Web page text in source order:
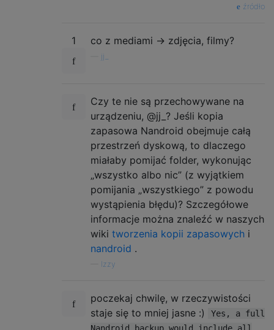
źródło
1 co z mediami -> zdjęcia, filmy?
jj_
Czy te nie są przechowywane na
urządzeniu, @jj_? Jeśli kopia
zapasowa Nandroid obejmuje całą
przestrzeń dyskową, to dlaczego
miałaby pomijać folder, wykonując
„wszystko albo nic” (z wyjątkiem
pomijania „wszystkiego” z powodu
wystąpienia błędu)? Szczegółowe
informacje można znaleźć w naszych
wiki tworzenia kopii zapasowych i
nandroid .
Izzy
poczekaj chwilę, w rzeczywistości
staje się to mniej jasne :)
Yes, a full
Nandroid backup would include all